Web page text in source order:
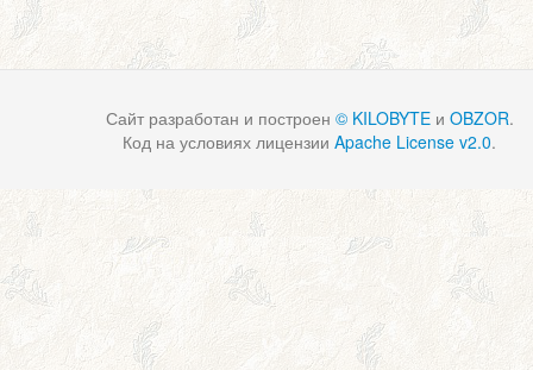
Сайт разработан и построен © KILOBYTEи OBZOR.
Код на условиях лицензии Apache License v2.0.